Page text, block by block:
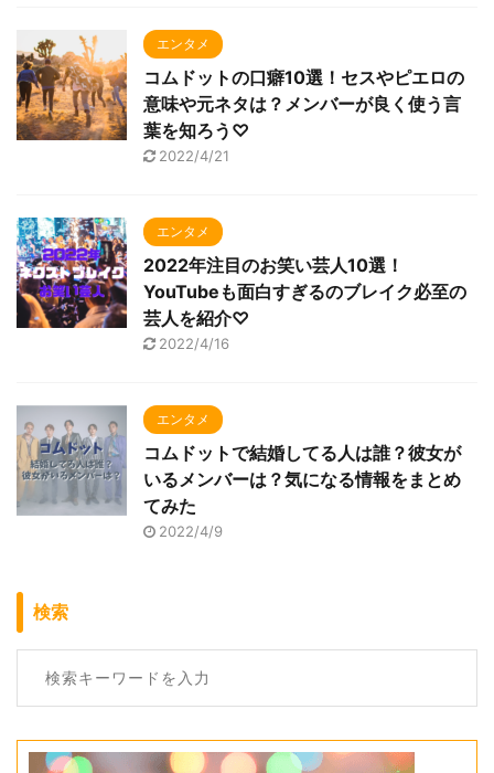
エンタメ
コムドットの口癖10選！セスやピエロの
意味や元ネタは？メンバーが良く使う言
葉を知ろう♡
2022/4/21
エンタメ
2022年注目のお笑い芸人10選！
YouTubeも面白すぎるのブレイク必至の
芸人を紹介♡
2022/4/16
エンタメ
コムドットで結婚してる人は誰？彼女が
いるメンバーは？気になる情報をまとめ
てみた
2022/4/9
検索